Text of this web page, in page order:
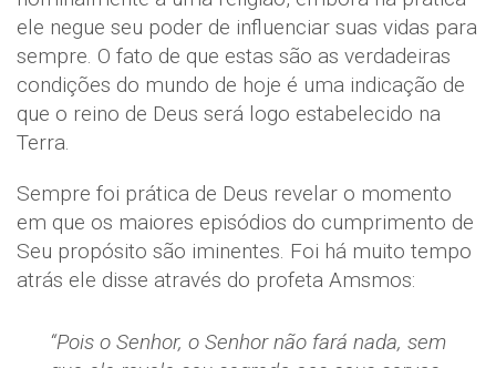
ele negue seu poder de influenciar suas vidas para
sempre. O fato de que estas são as verdadeiras
condições do mundo de hoje é uma indicação de
que o reino de Deus será logo estabelecido na
Terra.
Sempre foi prática de Deus revelar o momento
em que os maiores episódios do cumprimento de
Seu propósito são iminentes. Foi há muito tempo
atrás ele disse através do profeta Amsmos:
“Pois o Senhor, o Senhor não fará nada, sem